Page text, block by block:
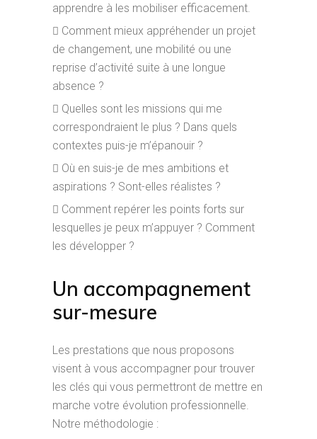
apprendre à les mobiliser efficacement.
Comment mieux appréhender un projet
de changement, une mobilité ou une
reprise d’activité suite à une longue
absence ?
Quelles sont les missions qui me
correspondraient le plus ? Dans quels
contextes puis-je m’épanouir ?
Où en suis-je de mes ambitions et
aspirations ? Sont-elles réalistes ?
Comment repérer les points forts sur
lesquelles je peux m’appuyer ? Comment
les développer ?
Un accompagnement
sur-mesure
Les prestations que nous proposons
visent à vous accompagner pour trouver
les clés qui vous permettront de mettre en
marche votre évolution professionnelle.
Notre méthodologie :